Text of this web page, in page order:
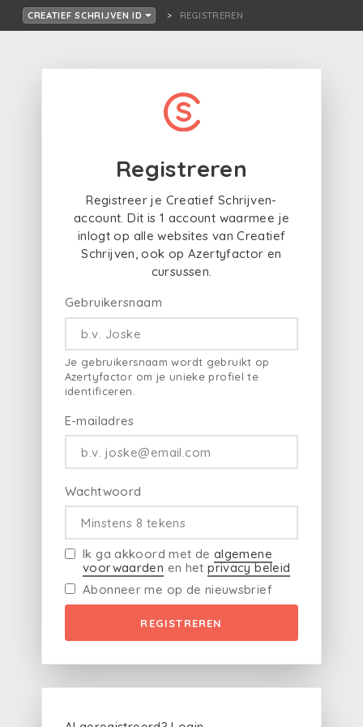
CREATIEF SCHRIJVEN ID REGISTREREN
Registreren
Registreer je Creatief Schrijven-
account. Dit is 1 account waarmee je
inlogt op alle websites van Creatief
Schrijven, ook op Azertyfactor en
cursussen.
Gebruikersnaam
Je gebruikersnaam wordt gebruikt op
Azertyfactor om je unieke profiel te
identificeren.
E-mailadres
Wachtwoord
Ik ga akkoord met de algemene
voorwaarden en hetprivacy beleid
Abonneer me op de nieuwsbrief
REGISTREREN